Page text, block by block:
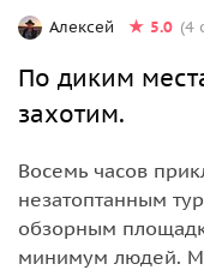
Алексей 5.0 (4
По диким
захотим.
Восемь часов
незатоптанным
обзорным
минимум людей.